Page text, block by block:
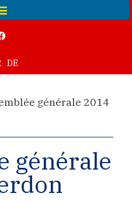
DE
générale 2014
générale